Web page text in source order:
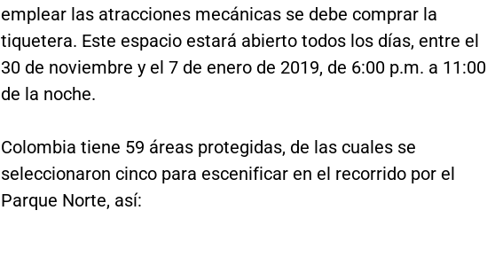
emplear las atracciones mecánicas se debe comprar la
tiquetera. Este espacio estará abierto todos los días, entre el
30 de noviembre y el 7 de enero de 2019, de 6:00 p.m. a 11:00
de la noche.
Colombia tiene 59 áreas protegidas, de las cuales se
seleccionaron cinco para escenificar en el recorrido por el
Parque Norte, así: